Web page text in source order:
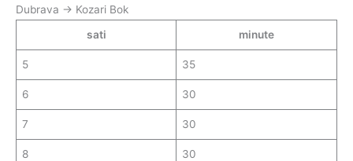
Dubrava → Kozari Bok
sati
minute
5 35
6 30
7 30
8 30